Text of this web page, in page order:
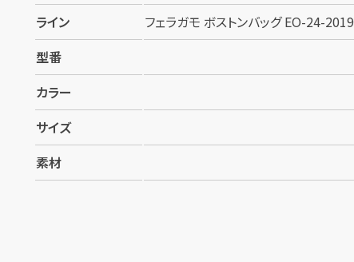
ライン
フェラガモ ボストンバッグ EO-24-2019
型番
カラー
サイズ
素材